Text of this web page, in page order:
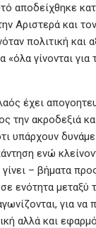
αποδείχθηκε
Αριστερά και
πολιτική και
γίνονται για
έχει
την ακροδεξιά
υπάρχουν
ενώ
– βήματα
ενότητα μεταξύ
για να
αλλά και